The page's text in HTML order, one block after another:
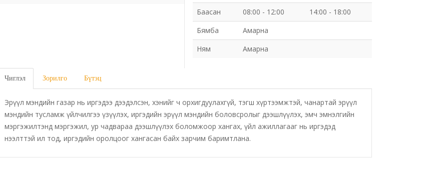
Баасан
08:00 - 12:00
14:00 - 18:00
Бямба
Амарна
Ням
Амарна
Чиглэл Зорилго Бүтэц
Эрүүл мэндийн газар нь иргэдээ дээдэлсэн, хэнийг ч орхигдуулахгүй, тэгш хүртээмжтэй, чанартай эрүүл
мэндийн тусламж үйлчилгээ үзүүлэх, иргэдийн эрүүл мэндийн боловсролыг дээшлүүлэх, эмч эмнэлгийн
мэргэжилтэнд мэргэжил, ур чадвараа дээшлүүлэх боломжоор хангах, үйл ажиллагааг нь иргэдэд
нээлттэй ил тод, иргэдийн оролцоог хангасан байх зарчим баримтлана.